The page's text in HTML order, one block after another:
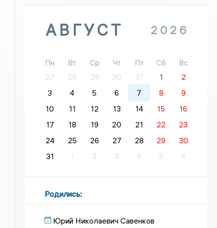
АВГУСТ 2026
Пн Вт Ср Чт Пт Сб
Вс
27
28 29 30 31 1
2
3
4 5 6 7 8
9
10
11 12 13 14 15
16
17
18 19 20 21 22
23
24
25 26 27 28 29
30
31
1 2 3 4 5 6
Родились:
Юрий Николаевич Савенков